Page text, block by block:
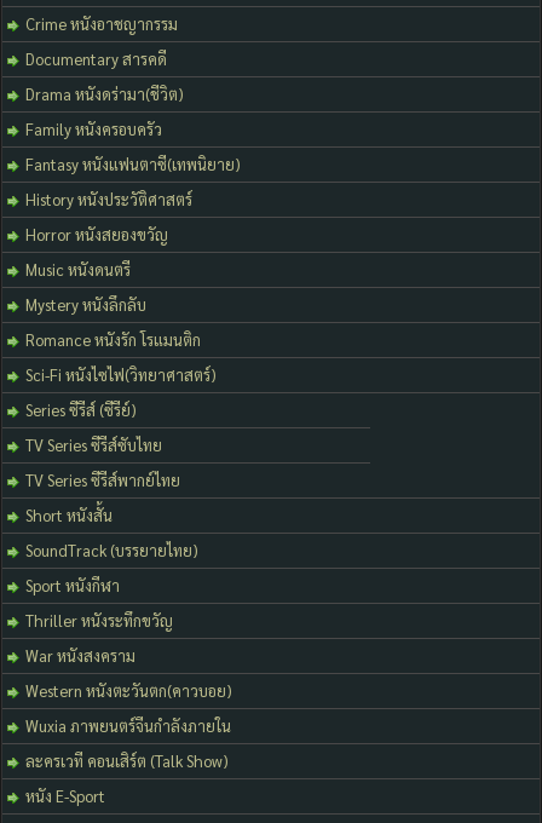
Crime หนังอาชญากรรม
Documentary สารคดี
Drama หนังดร่ามา(ชีวิต)
Family หนังครอบครัว
Fantasy หนังแฟนตาซี(เทพนิยาย)
History หนังประวัติศาสตร์
Horror หนังสยองขวัญ
Music หนังดนตรี
Mystery หนังลึกลับ
Romance หนังรัก โรแมนติก
Sci-Fi หนังไซไฟ(วิทยาศาสตร์)
Series ซีรีส์ (ซีรีย์)
TV Series ซีรีส์ซับไทย
TV Series ซีรีส์พากย์ไทย
Short หนังสั้น
SoundTrack (บรรยายไทย)
Sport หนังกีฬา
Thriller หนังระทึกขวัญ
War หนังสงคราม
Western หนังตะวันตก(คาวบอย)
Wuxia ภาพยนตร์จีนกำลังภายใน
ละครเวที คอนเสิร์ต (Talk Show)
หนัง E-Sport